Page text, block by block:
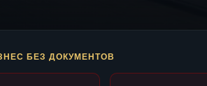
БЕЗ ДОКУМЕНТОВ